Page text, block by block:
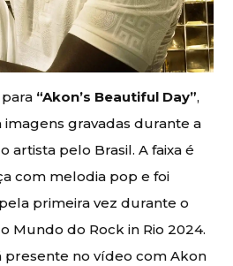
“Akon’s Beautiful Day”,
imagens gravadas durante a
artista pelo Brasil. A faixa é
com melodia pop e foi
primeira vez durante o
Mundo do Rock in Rio 2024.
presente no vídeo com Akon